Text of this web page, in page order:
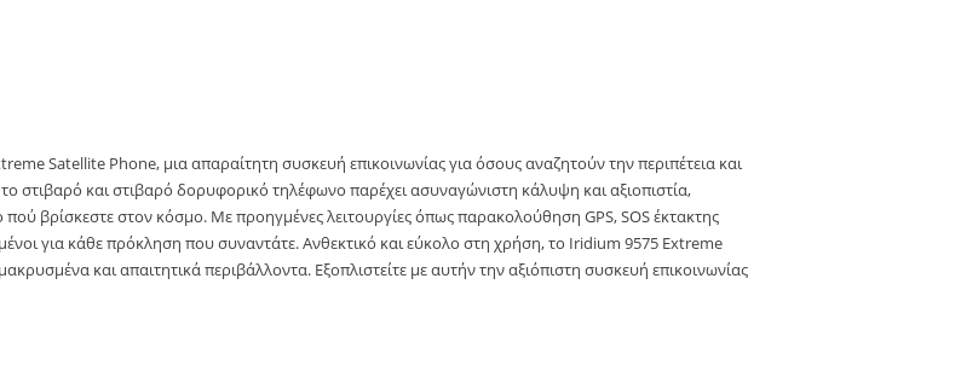
Satellite Phone, μια απαραίτητη συσκευή επικοινωνίας για όσους αναζητούν την περιπέτεια και
στιβαρό και στιβαρό δορυφορικό τηλέφωνο παρέχει ασυναγώνιστη κάλυψη και αξιοπιστία,
βρίσκεστε στον κόσμο. Με προηγμένες λειτουργίες όπως παρακολούθηση GPS, SOS έκτακτης
για κάθε πρόκληση που συναντάτε. Ανθεκτικό και εύκολο στη χρήση, το Iridium 9575 Extreme
και απαιτητικά περιβάλλοντα. Εξοπλιστείτε με αυτήν την αξιόπιστη συσκευή επικοινωνίας